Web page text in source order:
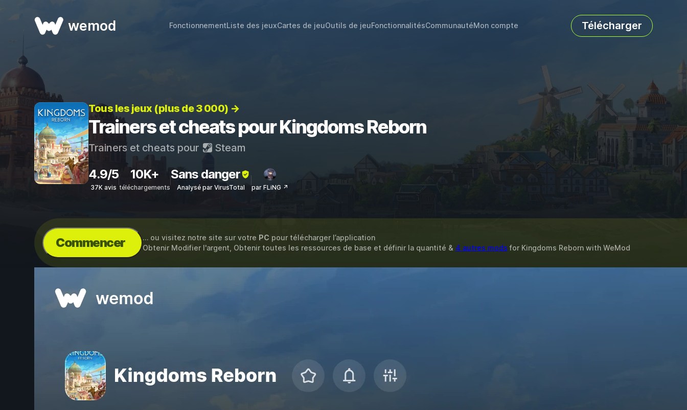
wemod FonctionnementListe des jeuxCartes de jeuOutils de jeuFonctionnalitésCommunautéMon compte Télécharger
Tous les jeux (plus de 3 000) →
Trainers et cheats pour Kingdoms Reborn
Trainers et cheats pour Steam
4.9/5
37K avis
10K+
téléchargements
Sans danger
Analysé par VirusTotal par FLiNG ↗
Commencer … ou visitez notre site sur votre PC pour télécharger l’application
Obtenir Modifier l'argent, Obtenir toutes les ressources de base et définir la quantité & 4 autres mods for Kingdoms Rebornwith WeMod